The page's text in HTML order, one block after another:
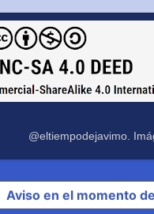
@eltiempodejavimo.
Aviso en el momento